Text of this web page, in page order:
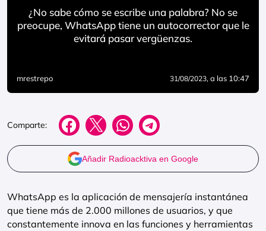
¿No sabe cómo se escribe una palabra? No se
preocupe, WhatsApp tiene un autocorrector que le
evitará pasar vergüenzas.
mrestrepo 31/08/2023, a las 10:47
Comparte:
Añadir Radioacktiva en Google
WhatsApp es la aplicación de mensajería instantánea
que tiene más de 2.000 millones de usuarios, y que
constantemente innova en las funciones y herramientas